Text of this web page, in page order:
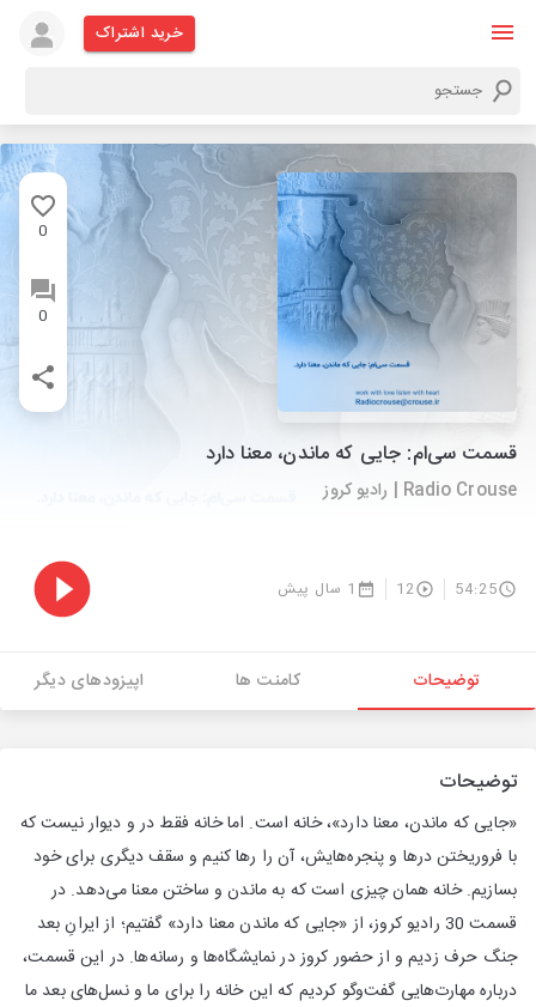
خرید اشتراک
0
0
قسمت سی‌ام: جایی که ماندن، معنا دارد
Radio Crouse | رادیو کروز
54:25
12 1 سال پیش
توضیحات کامنت ها اپیزودهای دیگر
توضیحات
«جایی که ماندن، معنا دارد»، خانه است. اما خانه فقط در و دیوار نیست که
با فروریختن درها و پنجره‌هایش، آن را رها کنیم و سقف دیگری برای خود
بسازیم. خانه همان چیزی است که به ماندن و ساختن معنا می‌دهد. در
قسمت 30 رادیو کروز، از «جایی که ماندن معنا دارد» گفتیم؛ از ایرانِ بعد
جنگ حرف زدیم و از حضور کروز در نمایشگاه‌ها و رسانه‌ها. در این قسمت،
درباره مهارت‌هایی گفت‌وگو کردیم که این خانه را برای ما و نسل‌های بعد ما